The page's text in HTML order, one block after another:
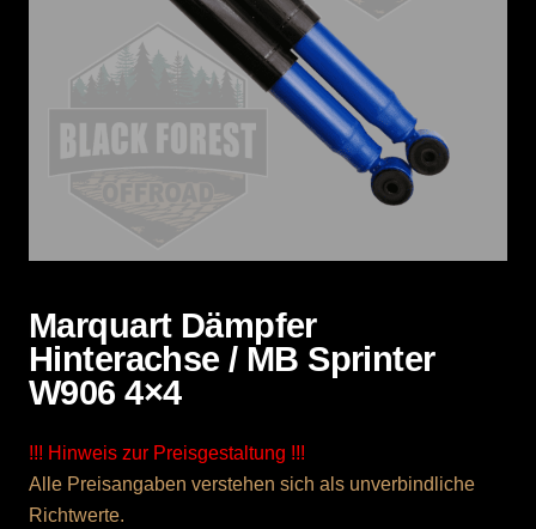
Marquart Dämpfer
Hinterachse / MB Sprinter
W906 4×4
!!! Hinweis zur Preisgestaltung !!!
Alle Preisangaben verstehen sich als unverbindliche
Richtwerte.